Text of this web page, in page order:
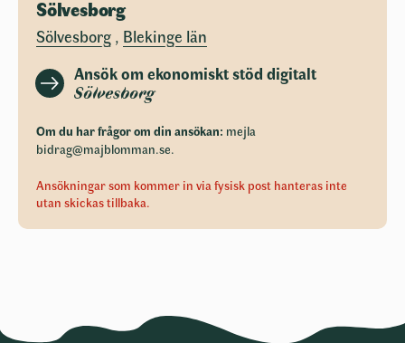
Sölvesborg
Sölvesborg , Blekinge län
Ansök om ekonomiskt stöd digitalt
Sölvesborg
Om du har frågor om din ansökan: mejla
bidrag@majblomman.se.
Ansökningar som kommer in via fysisk post hanteras inte
utan skickas tillbaka.